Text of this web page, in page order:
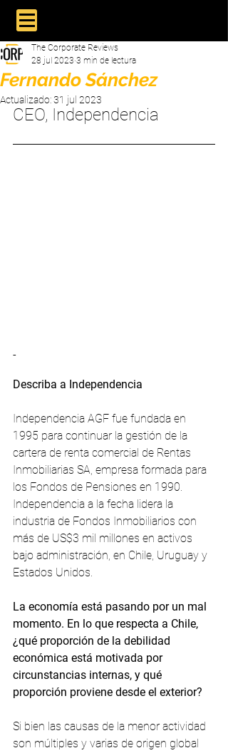
Fernando Sánchez
The Corporate Reviews
28 jul 2023 3 min de lectura
Actualizado:31 jul 2023
CEO, Independencia
-
Describa a Independencia
Independencia AGF fue fundada en
1995 para continuar la gestión de la
cartera de renta comercial de Rentas
Inmobiliarias SA, empresa formada para
los Fondos de Pensiones en 1990.
Independencia a la fecha lidera la
industria de Fondos Inmobiliarios con
más de US$3 mil millones en activos
bajo administración, en Chile, Uruguay y
Estados Unidos.
La economía está pasando por un mal
momento. En lo que respecta a Chile,
¿qué proporción de la debilidad
económica está motivada por
circunstancias internas, y qué
proporción proviene desde el exterior?
Si bien las causas de la menor actividad
son múltiples y varias de origen global